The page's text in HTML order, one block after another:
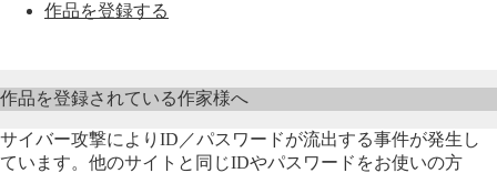
作品を登録する
作品を登録されている作家様へ
サイバー攻撃によりID／パスワードが流出する事件が発生し
ています。他のサイトと同じIDやパスワードをお使いの方